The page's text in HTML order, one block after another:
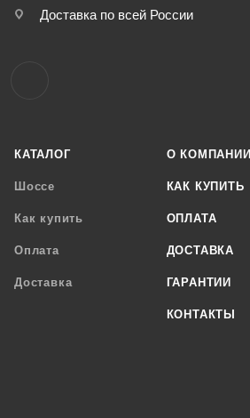
КАТАЛОГ
Шоссе
Как купить
Оплата
Доставка
О КОМПАНИИ
КАК КУПИТЬ
ОПЛАТА
ДОСТАВКА
ГАРАНТИИ
КОНТАКТЫ
Доставка по всей России